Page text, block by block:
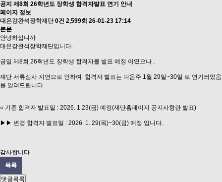
공지 제8회 26학년도 장학생 합격자발표 연기 안내
페이지 정보
대은강완석장학재단 0건 2,599회 26-01-23 17:14
본문
안녕하십니까
대은강완석장학재단입니다.
금일 제8회 26학년도 장학생 합격자를 발표 예정 이였으나 ,
재단 서류심사 지연으로 인하여 합격자 발표는 다음주 1월 29일~30일 로 연기되었음
을 알려드립니다.
○ 기존 합격자 발표일 : 2026. 1.23(금) 예정(재단홈페이지 공지사항란 발표)
▶▶ 변경 합격자 발표일 : 2026. 1. 29(목)~30(금) 예정 입니다.
감사합니다.
목록
댓글목록